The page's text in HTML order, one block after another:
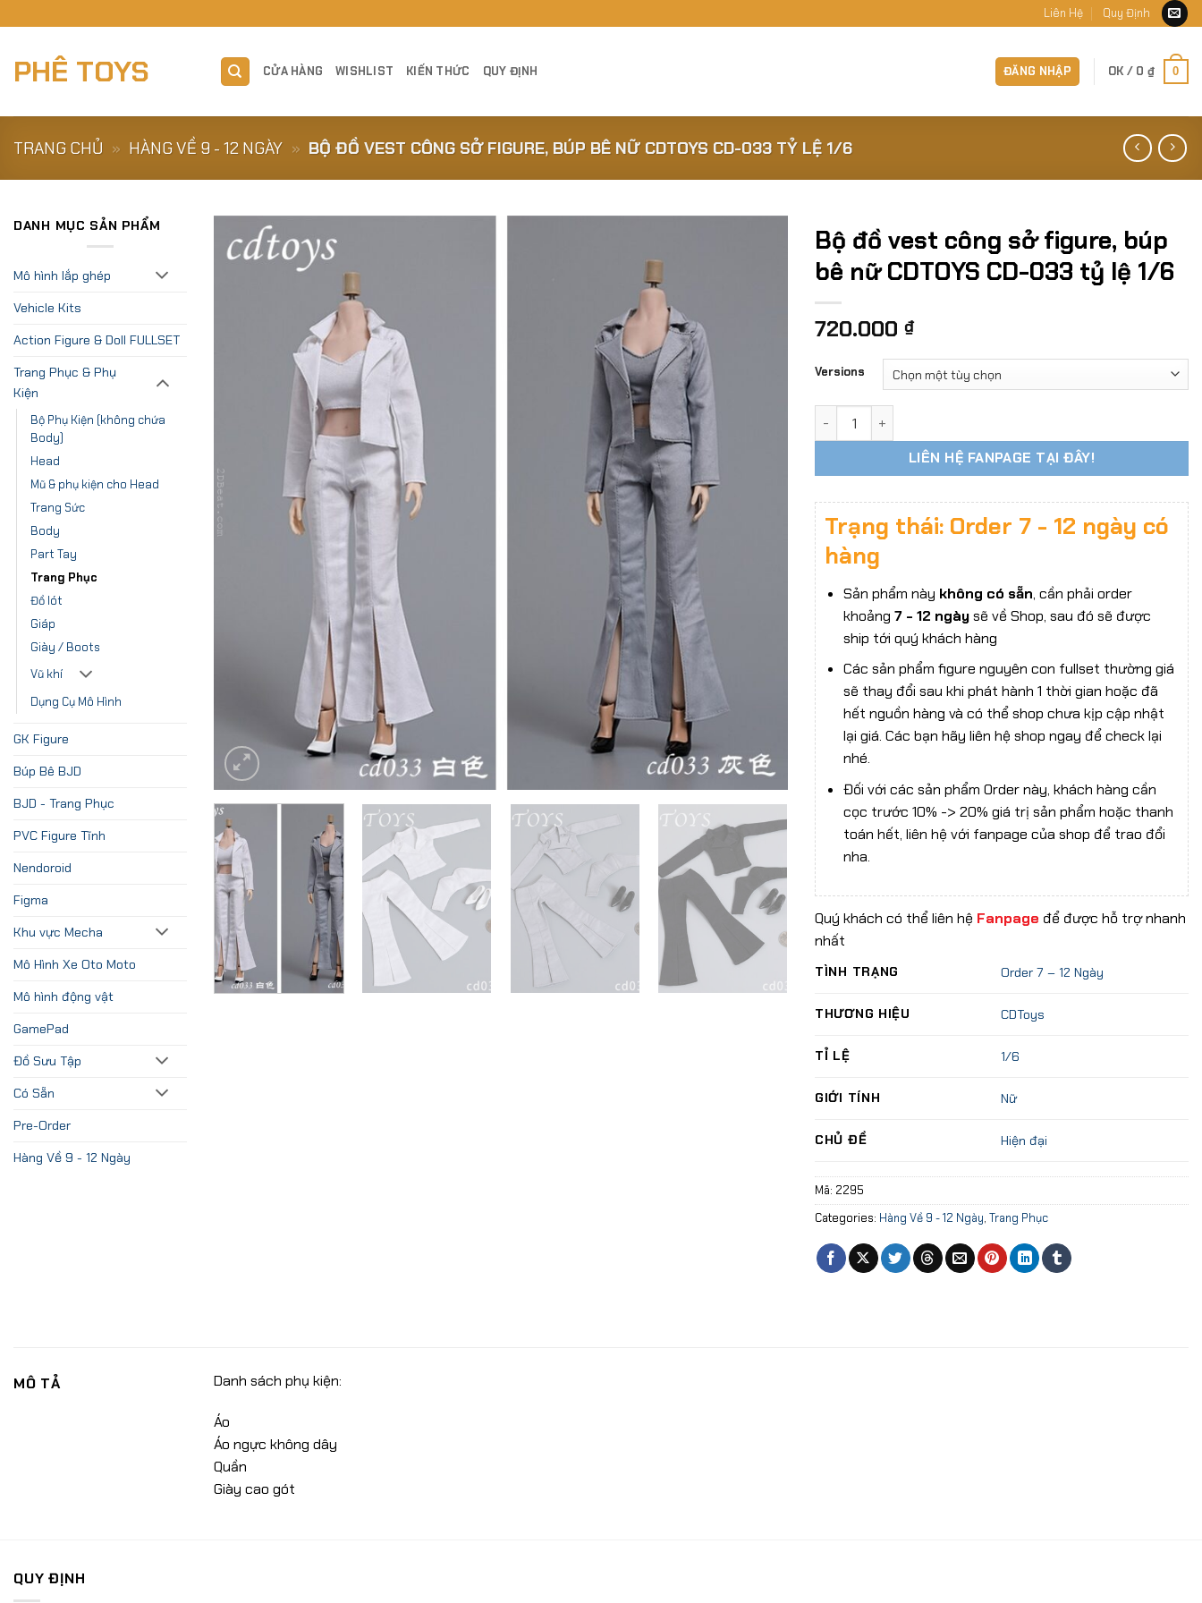
to
Liên Hệ Quy Định
PHÊ TOYS CỬA HÀNG WISHLIST KIẾN THỨC QUY ĐỊNH ĐĂNG NHẬP OK / 0 ₫ 0
TRANG CHỦ » HÀNG VỀ 9 - 12 NGÀY » BỘ ĐỒ VEST CÔNG SỞ FIGURE, BÚP BÊ NỮ CDTOYS CD-033 TỶ LỆ 1/6
DANH MỤC SẢN PHẨM
Mô hình lắp ghép
Vehicle Kits
Action Figure & Doll FULLSET
Trang Phục & Phụ
Kiện
Bộ Phụ Kiện (không chứa
Body)
Head
Mũ & phụ kiện cho Head
Trang Sức
Body
Part Tay
Trang Phục
Đồ lót
Giáp
Giày / Boots
Vũ khí
Dụng Cụ Mô Hình
GK Figure
Búp Bê BJD
BJD - Trang Phục
PVC Figure Tĩnh
Nendoroid
Figma
Khu vực Mecha
Mô Hình Xe Oto Moto
Mô hình động vật
GamePad
Đồ Sưu Tập
Có Sẵn
Pre-Order
Hàng Về 9 - 12 Ngày
Bộ đồ vest công sở figure, búp
bê nữ CDTOYS CD-033 tỷ lệ 1/6
720.000 ₫
Versions
LIÊN HỆ FANPAGE TẠI ĐÂY!
Trạng thái: Order 7 - 12 ngày có
hàng
Sản phẩm này không có sẵn, cần phải order
khoảng 7 - 12 ngàysẽ về Shop, sau đó sẽ được
ship tới quý khách hàng
Các sản phẩm figure nguyên con fullset thường giá
sẽ thay đổi sau khi phát hành 1 thời gian hoặc đã
hết nguồn hàng và có thể shop chưa kịp cập nhật
lại giá. Các bạn hãy liên hệ shop ngay để check lại
nhé.
Đối với các sản phẩm Order này, khách hàng cần
cọc trước 10% -> 20% giá trị sản phẩm hoặc thanh
toán hết, liên hệ với fanpage của shop để trao đổi
nha.
Quý khách có thể liên hệ Fanpage để được hỗ trợ nhanh
nhất
TÌNH TRẠNG Order 7 – 12 Ngày
THƯƠNG HIỆU CDToys
TỈ LỆ 1/6
GIỚI TÍNH Nữ
CHỦ ĐỀ Hiện đại
Mã: 2295
Categories: Hàng Về 9 - 12 Ngày, Trang Phục
MÔ TẢ Danh sách phụ kiện:
Áo
Áo ngực không dây
Quần
Giày cao gót
QUY ĐỊNH